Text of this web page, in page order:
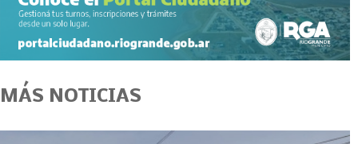
MÁS NOTICIAS